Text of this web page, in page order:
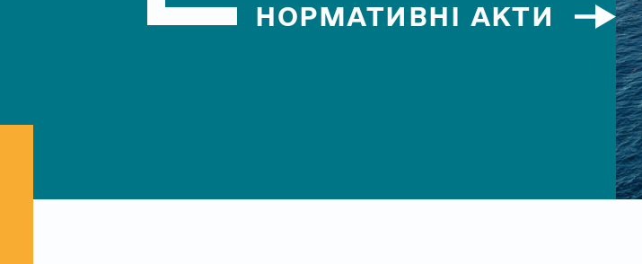
НОРМАТИВНІ АКТИ